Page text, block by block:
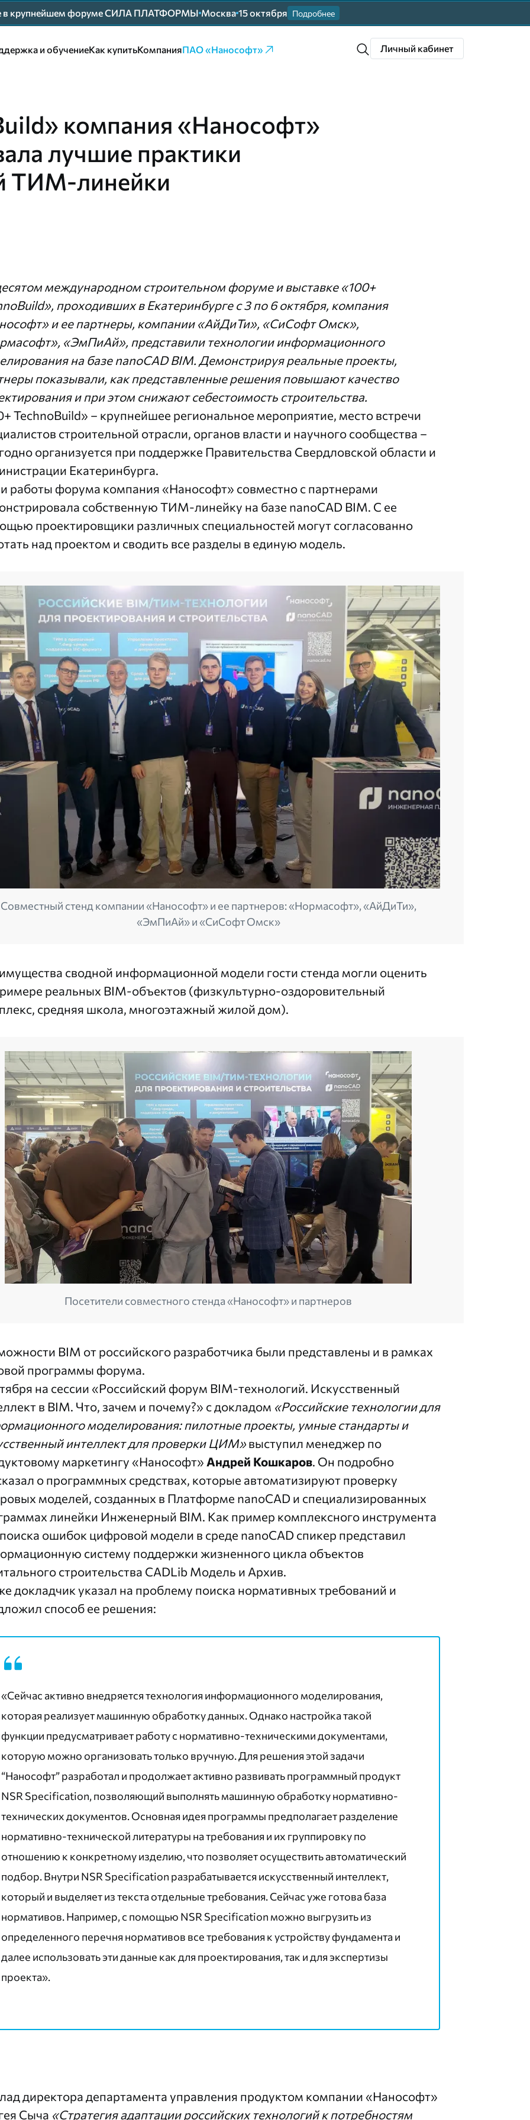
в крупнейшем форуме СИЛА ПЛАТФОРМЫ Москва 15 октября Подробнее
и обучениеКак купитьКомпанияПАО «Нанософт» Личный кабинет
компания «Нанософт»
лучшие практики
ТИМ-линейки
международном строительном форуме и выставке «100+
проходивших в Екатеринбурге с 3 по 6 октября, компания
и ее партнеры, компании «АйДиТи», «СиСофт Омск»,
«ЭмПиАй», представили технологии информационного
на базе nanoCAD BIM. Демонстрируя реальные проекты,
показывали, как представленные решения повышают качество
и при этом снижают себестоимость строительства.
TechnoBuild» – крупнейшее региональное мероприятие, место встречи
строительной отрасли, органов власти и научного сообщества –
организуется при поддержке Правительства Свердловской области и
Екатеринбурга.
работы форума компания «Нанософт» совместно с партнерами
собственную ТИМ-линейку на базе nanoCAD BIM. С ее
проектировщики различных специальностей могут согласованно
над проектом и сводить все разделы в единую модель.
Совместный стенд компании «Нанософт» и ее партнеров: «Нормасофт», «АйДиТи»,
«ЭмПиАй» и «СиСофт Омск»
сводной информационной модели гости стенда могли оценить
реальных BIM-объектов (физкультурно-оздоровительный
средняя школа, многоэтажный жилой дом).
Посетители совместного стенда «Нанософт» и партнеров
BIM от российского разработчика были представлены и в рамках
программы форума.
на сессии «Российский форум BIM-технологий. Искусственный
в BIM. Что, зачем и почему?» с докладом «Российские технологии для
моделирования: пилотные проекты, умные стандарты и
интеллект для проверки ЦИМ»выступил менеджер по
маркетингу «Нанософт» Андрей Кошкаров. Он подробно
о программных средствах, которые автоматизируют проверку
моделей, созданных в Платформе nanoCAD и специализированных
линейки Инженерный BIM. Как пример комплексного инструмента
ошибок цифровой модели в среде nanoCAD спикер представил
систему поддержки жизненного цикла объектов
строительства CADLib Модель и Архив.
докладчик указал на проблему поиска нормативных требований и
способ ее решения:
«Сейчас активно внедряется технология информационного моделирования,
которая реализует машинную обработку данных. Однако настройка такой
функции предусматривает работу с нормативно-техническими документами,
которую можно организовать только вручную. Для решения этой задачи
“Нанософт” разработал и продолжает активно развивать программный продукт
NSR Specification, позволяющий выполнять машинную обработку нормативно-
технических документов. Основная идея программы предполагает разделение
нормативно-технической литературы на требования и их группировку по
отношению к конкретному изделию, что позволяет осуществить автоматический
подбор. Внутри NSR Specification разрабатывается искусственный интеллект,
который и выделяет из текста отдельные требования. Сейчас уже готова база
нормативов. Например, с помощью NSR Specification можно выгрузить из
определенного перечня нормативов все требования к устройству фундамента и
далее использовать эти данные как для проектирования, так и для экспертизы
проекта».
директора департамента управления продуктом компании «Нанософт»
Сыча «Стратегия адаптации российских технологий к потребностям